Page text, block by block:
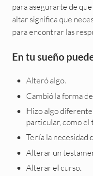
para asegurarte de
altar significa que
para encontrar las
En tu sueño
Alteró algo.
Cambió la forma
Hizo algo
particular, como el
Tenía la
Alterar un
Alterar el curso.